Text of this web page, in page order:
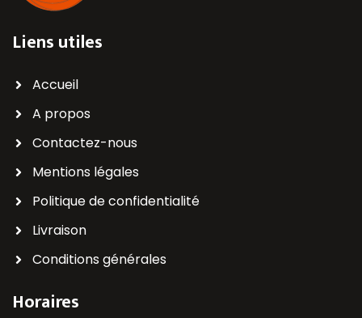
Liens utiles
Accueil
A propos
Contactez-nous
Mentions légales
Politique de confidentialité
Livraison
Conditions générales
Horaires